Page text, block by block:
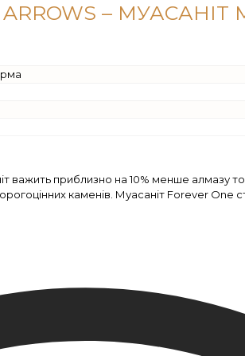
ARROWS –
важить приблизно на 10% менше алмазу
каменів. Муасаніт Forever